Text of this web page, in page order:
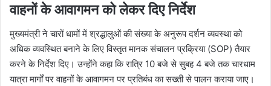
वाहनों के आवागमन को लेकर दिए निर्देश
मुख्यमंत्री ने चारों धामों में श्रद्धालुओं की संख्या के अनुरूप दर्शन व्यवस्था को
अधिक व्यवस्थित बनाने के लिए विस्तृत मानक संचालन प्रक्रिया (SOP) तैयार
करने के निर्देश दिए। उन्होंने कहा कि रात्रि 10 बजे से सुबह 4 बजे तक चारधाम
यात्रा मार्गों पर वाहनों के आवागमन पर प्रतिबंध का सख्ती से पालन कराया जाए।